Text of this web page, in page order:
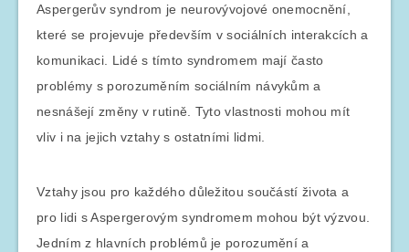
Aspergerův syndrom je neurovývojové onemocnění,
které se projevuje především v sociálních interakcích a
komunikaci. Lidé s tímto syndromem mají často
problémy s porozuměním sociálním návykům a
nesnášejí změny v rutině. Tyto vlastnosti mohou mít
vliv i na jejich vztahy s ostatními lidmi.
Vztahy jsou pro každého důležitou součástí života a
pro lidi s Aspergerovým syndromem mohou být výzvou.
Jedním z hlavních problémů je porozumění a